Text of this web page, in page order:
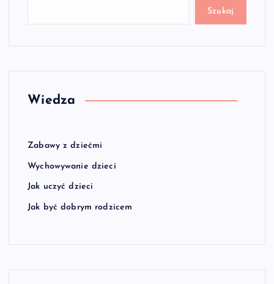
Szukaj
Wiedza
Zabawy z dziećmi
Wychowywanie dzieci
Jak uczyć dzieci
Jak być dobrym rodzicem